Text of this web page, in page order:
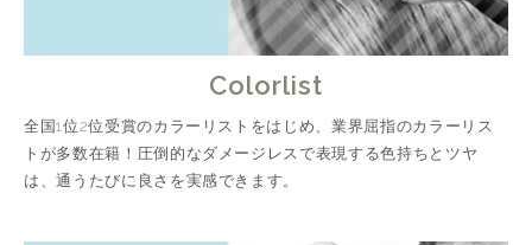
Colorlist
全国1位2位受賞のカラーリストをはじめ、業界屈指のカラーリス
トが多数在籍！圧倒的なダメージレスで表現する色持ちとツヤ
は、通うたびに良さを実感できます。